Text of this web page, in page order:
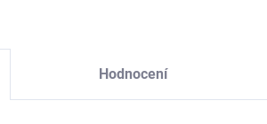
Hodnocení